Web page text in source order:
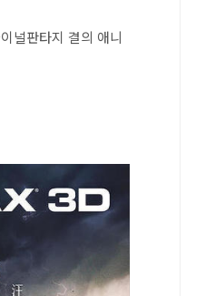
널판타지 결의 애니